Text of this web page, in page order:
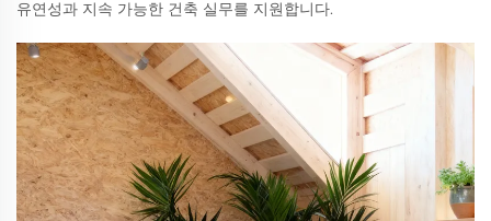
유연성과 지속 가능한 건축 실무를 지원합니다.